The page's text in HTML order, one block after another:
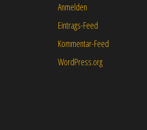
Anmelden
Eintrags-Feed
Kommentar-Feed
WordPress.org